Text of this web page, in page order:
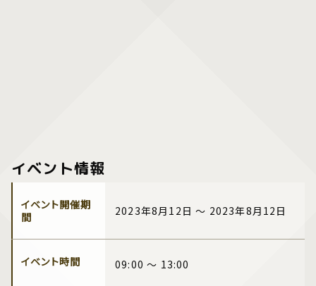
イベント情報
イベント開催期
間
2023年8月12日 ～ 2023年8月12日
イベント時間 09:00 ～ 13:00